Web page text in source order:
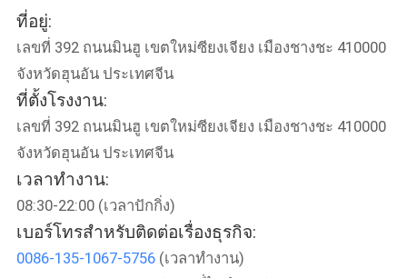
วิดีโอ
เกี่ยว
กับ
เรา
ที่อยู่:
เลขที่ 392 ถนนมินฮู เขตใหม่ซียงเจียง เมืองชางชะ 410000
จังหวัดฮุนอัน ประเทศจีน
ที่ตั้งโรงงาน:
เลขที่ 392 ถนนมินฮู เขตใหม่ซียงเจียง เมืองชางชะ 410000
จังหวัดฮุนอัน ประเทศจีน
เวลาทำงาน:
08:30-22:00 (เวลาปักกิ่ง)
เบอร์โทรสำหรับติดต่อเรื่องธุรกิจ:
0086-135-1067-5756(เวลาทำงาน)